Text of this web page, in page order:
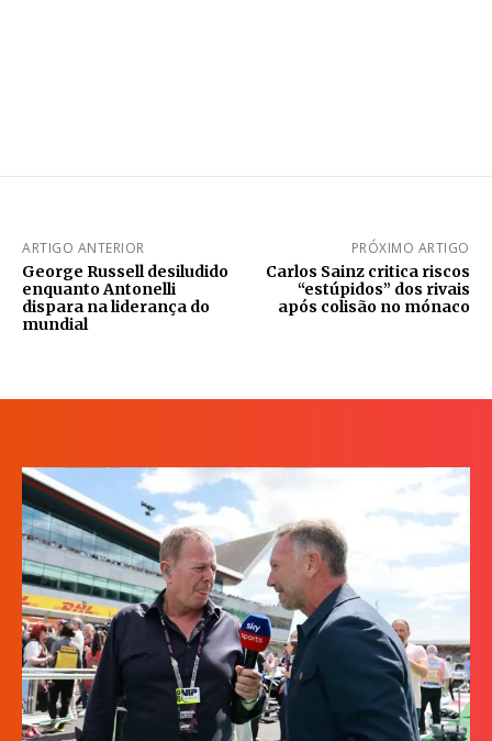
ARTIGO ANTERIOR
George Russell desiludido
enquanto Antonelli
dispara na liderança do
mundial
PRÓXIMO ARTIGO
Carlos Sainz critica riscos
“estúpidos” dos rivais
após colisão no mónaco